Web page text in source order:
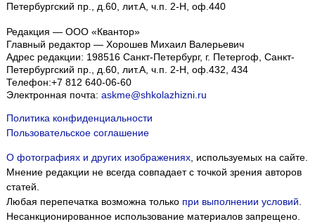
Петербургский пр., д.60, лит.А, ч.п. 2-Н, оф.440
Редакция — ООО «Квантор»
Главный редактор — Хорошев Михаил Валерьевич
Адрес редакции: 198516 Санкт-Петербург, г. Петергоф Санкт-
Петербургский пр., д.60, лит.А, ч.п. 2-Н, оф.432, 434
Телефон:+7 812 640-06-60
Электронная почта: askme@shkolazhizni.ru
Политика конфиденциальности
Пользовательское соглашение
О фотографиях и других изображениях, используемых на сайте.
Мнение редакции не всегда совпадает с точкой зрения авторов
статей.
Любая перепечатка возможна только при выполнении условий
Несанкционированное использование материалов запрещено.